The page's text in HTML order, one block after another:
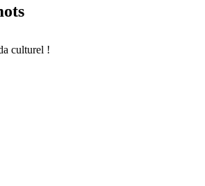
culturel !